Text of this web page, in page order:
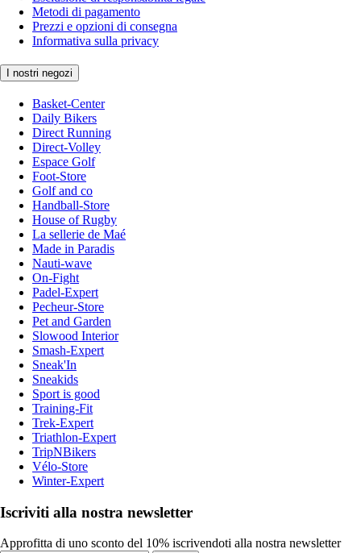
Metodi di pagamento
Prezzi e opzioni di consegna
Informativa sulla privacy
I nostri negozi
Basket-Center
Daily Bikers
Direct Running
Direct-Volley
Espace Golf
Foot-Store
Golf and co
Handball-Store
House of Rugby
La sellerie de Maé
Made in Paradis
Nauti-wave
On-Fight
Padel-Expert
Pecheur-Store
Pet and Garden
Slowood Interior
Smash-Expert
Sneak'In
Sneakids
Sport is good
Training-Fit
Trek-Expert
Triathlon-Expert
TripNBikers
Vélo-Store
Winter-Expert
Iscriviti alla nostra newsletter
Approfitta di uno sconto del 10% iscrivendoti alla nostra newsletter